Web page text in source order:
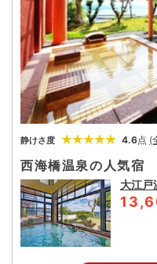
静けさ度 4.6点 (
西海橋温泉の人気宿
大江